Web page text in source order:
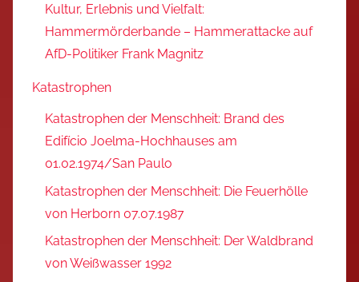
Kultur, Erlebnis und Vielfalt:
Hammermörderbande – Hammerattacke auf
AfD-Politiker Frank Magnitz
Katastrophen
Katastrophen der Menschheit: Brand des
Edifício Joelma-Hochhauses am
01.02.1974/San Paulo
Katastrophen der Menschheit: Die Feuerhölle
von Herborn 07.07.1987
Katastrophen der Menschheit: Der Waldbrand
von Weißwasser 1992